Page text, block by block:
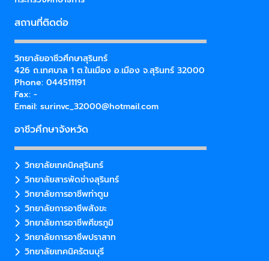
สถานที่ติดต่อ
วิทยาลัยอาชีวศึกษาสุรินทร์
426 ถ.เทศบาล 1 ต.ในเมือง อ.เมือง จ.สุรินทร์ 32000
Phone: 044511191
Fax: -
Email: surinvc_32000@hotmail.com
อาชีวศึกษาจังหวัด
วิทยาลัยเทคนิคสุรินทร์
วิทยาลัยสารพัดช่างสุรินทร์
วิทยาลัยการอาชีพท่าตูม
วิทยาลัยการอาชีพสังขะ
วิทยาลัยการอาชีพศีขรภูมิ
วิทยาลัยการอาชีพปราสาท
วิทยาลัยเทคนิครัตนบุรี